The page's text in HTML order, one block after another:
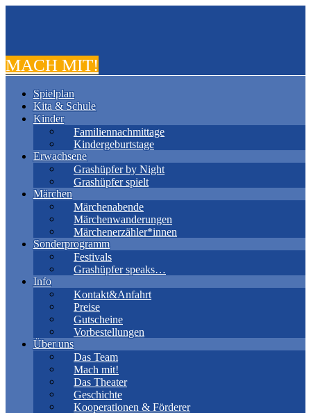
MACH MIT!
Spielplan
Kita & Schule
Kinder
Familiennachmittage
Kindergeburtstage
Erwachsene
Grashüpfer by Night
Grashüpfer spielt
Märchen
Märchenabende
Märchenwanderungen
Märchenerzähler*innen
Sonderprogramm
Festivals
Grashüpfer speaks…
Info
Kontakt&Anfahrt
Preise
Gutscheine
Vorbestellungen
Über uns
Das Team
Mach mit!
Das Theater
Geschichte
Kooperationen & Förderer